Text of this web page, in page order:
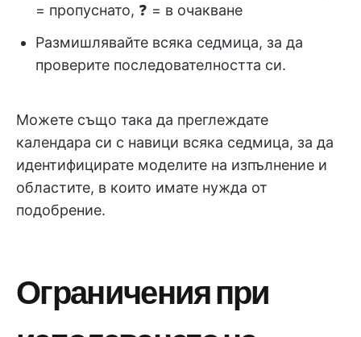
= пропуснато, ❓ = в очакване
Размишлявайте всяка седмица, за да
проверите последователността си.
Можете също така да преглеждате
календара си с навици всяка седмица, за да
идентифицирате моделите на изпълнение и
областите, в които имате нужда от
подобрение.
Ограничения при